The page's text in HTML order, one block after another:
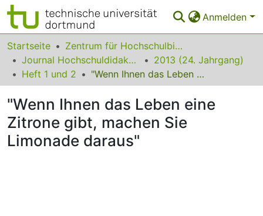
Anmelden
Bereiche & Sammlungen
Das gesamte Repositorium
FAQ
Leitlinien
Startseite
Zentrum für Hochschulbildung (zhb)
Journal Hochschuldidaktik
2013 (24. Jahrgang)
Heft 1 und 2
"Wenn Ihnen das Leben eine Zitrone gibt, machen Sie Limonade daraus"
"Wenn Ihnen das Leben eine
Zitrone gibt, machen Sie
Limonade daraus"